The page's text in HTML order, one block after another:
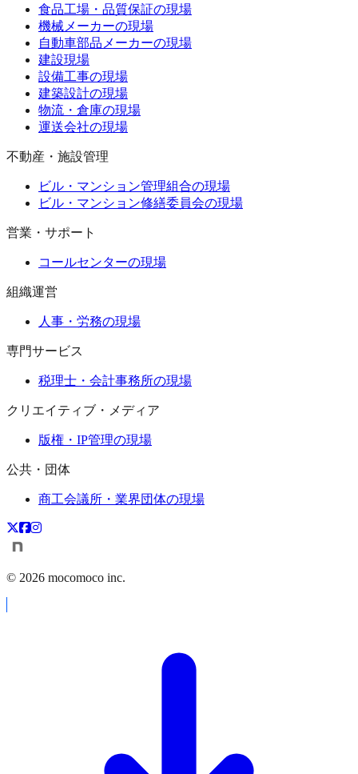
食品工場・品質保証の現場
機械メーカーの現場
自動車部品メーカーの現場
建設現場
設備工事の現場
建築設計の現場
物流・倉庫の現場
運送会社の現場
不動産・施設管理
ビル・マンション管理組合の現場
ビル・マンション修繕委員会の現場
営業・サポート
コールセンターの現場
組織運営
人事・労務の現場
専門サービス
税理士・会計事務所の現場
クリエイティブ・メディア
版権・IP管理の現場
公共・団体
商工会議所・業界団体の現場
© 2026 mocomoco inc.